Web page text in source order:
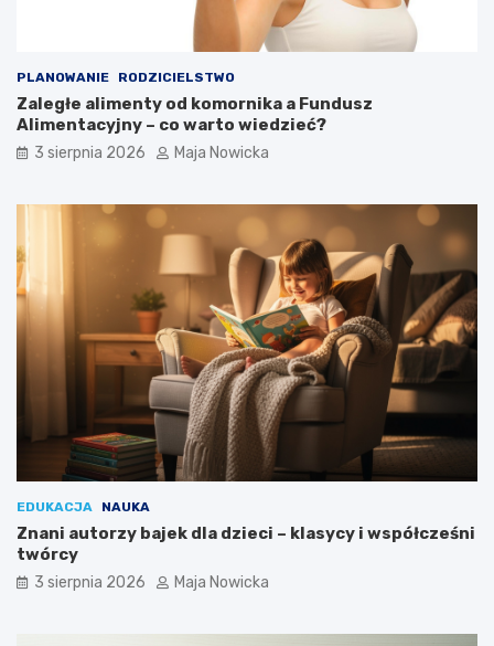
PLANOWANIE RODZICIELSTWO
Zaległe alimenty od komornika a Fundusz
Alimentacyjny – co warto wiedzieć?
3 sierpnia 2026 Maja Nowicka
EDUKACJA NAUKA
Znani autorzy bajek dla dzieci – klasycy i współcześni
twórcy
3 sierpnia 2026 Maja Nowicka